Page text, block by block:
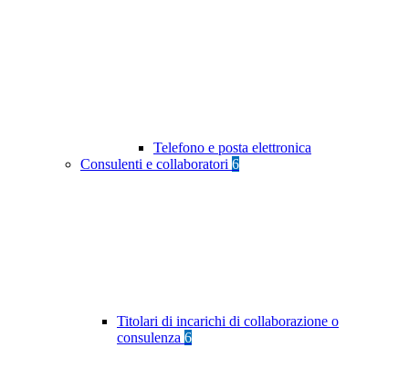
Telefono e posta elettronica
Consulenti e collaboratori 6
Titolari di incarichi di collaborazione o
consulenza 6